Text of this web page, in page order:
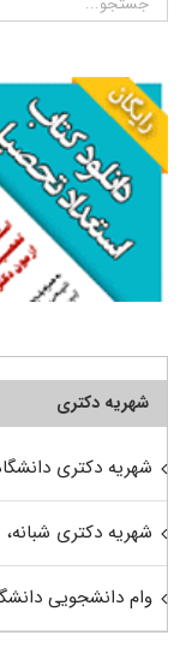
شهریه دکتری
شهریه دکتری
شهریه دکتری شبانه،
وام دانشجویی